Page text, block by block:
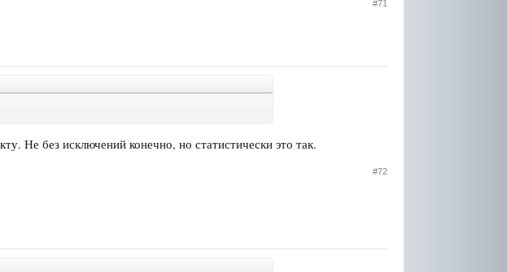
#71
Не без исключений конечно, но статистически это так.
#72